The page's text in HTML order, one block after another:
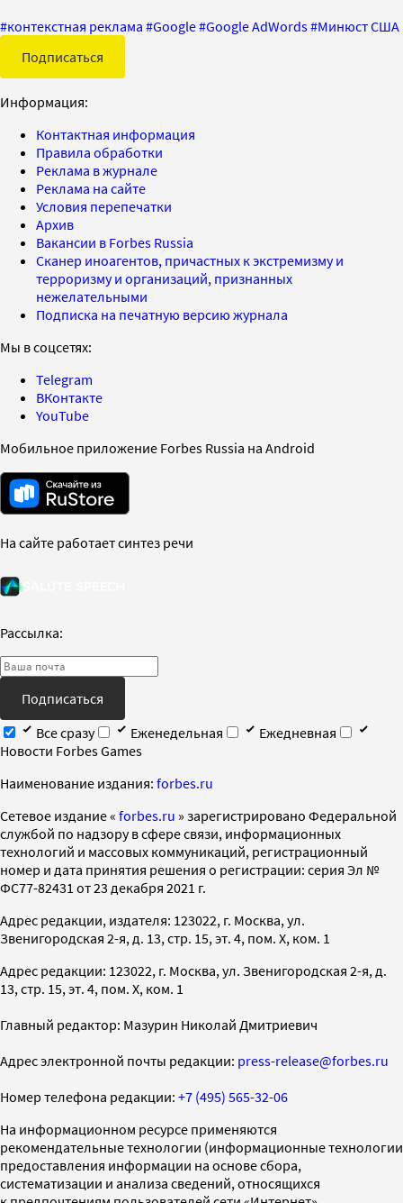
#контекстная реклама #Google#Google AdWords#Минюст США
Подписаться
Информация:
Контактная информация
Правила обработки
Реклама в журнале
Реклама на сайте
Условия перепечатки
Архив
Вакансии в Forbes Russia
Сканер иноагентов, причастных к экстремизму и
терроризму и организаций, признанных
нежелательными
Подписка на печатную версию журнала
Мы в соцсетях:
Telegram
ВКонтакте
YouTube
Мобильное приложение Forbes Russia на Android
На сайте работает синтез речи
Рассылка:
Подписаться
Все сразу
Еженедельная
Ежедневная
Новости Forbes Games
Наименование издания: forbes.ru
Cетевое издание « forbes.ru » зарегистрировано Федеральной
службой по надзору в сфере связи, информационных
технологий и массовых коммуникаций, регистрационный
номер и дата принятия решения о регистрации: серия Эл №
ФС77-82431 от 23 декабря 2021 г.
Адрес редакции, издателя: 123022, г. Москва, ул.
Звенигородская 2-я, д. 13, стр. 15, эт. 4, пом. X, ком. 1
Адрес редакции: 123022, г. Москва, ул. Звенигородская 2-я, д.
13, стр. 15, эт. 4, пом. X, ком. 1
Главный редактор: Мазурин Николай Дмитриевич
Адрес электронной почты редакции: press-release@forbes.ru
Номер телефона редакции: +7 (495) 565-32-06
На информационном ресурсе применяются
рекомендательные технологии (информационные технологии
предоставления информации на основе сбора,
систематизации и анализа сведений, относящихся